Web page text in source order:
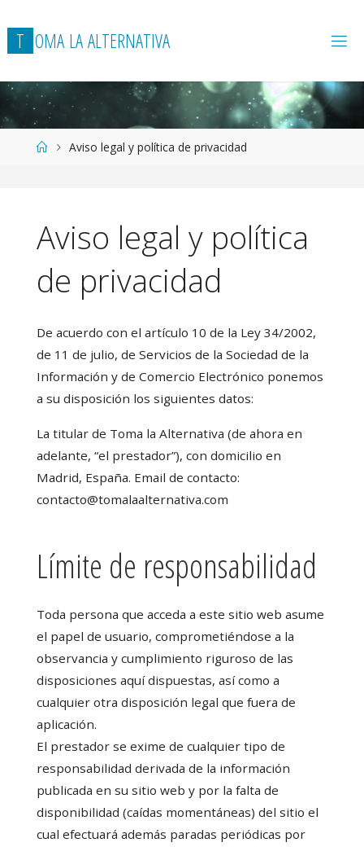
T OMA LAALTERNATIVA
PáginaAviso legal y política de privacidad
Aviso legal y política
de privacidad
De acuerdo con el artículo 10 de la Ley 34/2002,
de 11 de julio, de Servicios de la Sociedad de la
Información y de Comercio Electrónico ponemos
a su disposición los siguientes datos:
La titular de Toma la Alternativa (de ahora en
adelante, “el prestador”), con domicilio en
Madrid, España. Email de contacto:
contacto@tomalaalternativa.com
Límite de responsabilidad
Toda persona que acceda a este sitio web asume
el papel de usuario, comprometiéndose a la
observancia y cumplimiento riguroso de las
disposiciones aquí dispuestas, así como a
cualquier otra disposición legal que fuera de
aplicación.
El prestador se exime de cualquier tipo de
responsabilidad derivada de la información
publicada en su sitio web y por la falta de
disponibilidad (caídas momentáneas) del sitio el
cual efectuará además paradas periódicas por